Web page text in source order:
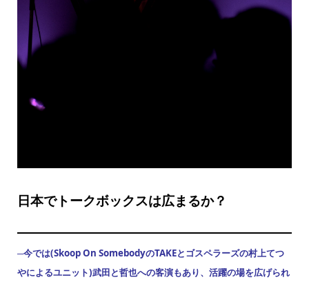
日本でトークボックスは広まるか？
─今では(Skoop On SomebodyのTAKEとゴスペラーズの村上てつ
やによるユニット)武田と哲也への客演もあり、活躍の場を広げられ